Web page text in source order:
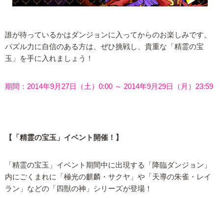
誰が待っているかはダンジョンに入ってからのお楽しみです。
パズル力に自信のある方は、ぜひ挑戦し、貴重な「精霊の宝
玉」を手に入れましょう！
期間：2014年9月27日（土）0:00 ～ 2014年9月29日（月）23:59
【「精霊の宝玉」イベント開催！】
「精霊の宝玉」イベント期間中に出現する「降臨ダンジョン」
内にごくまれに「極光の麒麟・サクヤ」や「天導の朱雀・レイ
ラン」などの「四獣の神」シリーズが登場！